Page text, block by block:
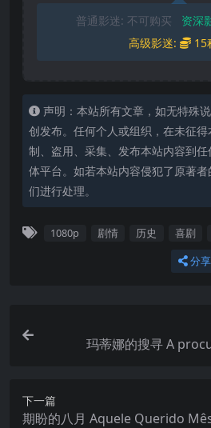
普通影迷: 不可购买 资深
高级影迷:
15
声明：本站所有文章，如无特殊
创发布。任何个人或组织，在未征
制、盗用、采集、发布本站内容到
体平台。如若本站内容侵犯了原著
们进行处理。
1080p 剧情 历史 喜剧
分享
玛蒂娜的搜寻 A
下一篇
期盼的八月 Aquele Querido